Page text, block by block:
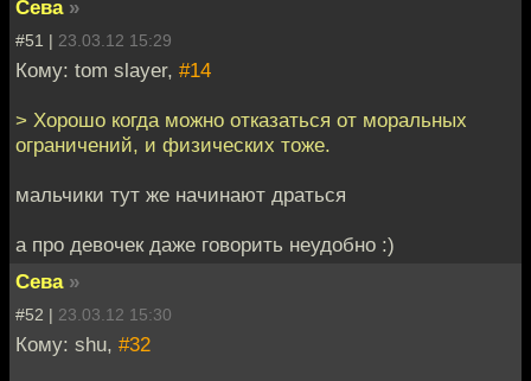
Сева »
#51 | 23.03.12 15:29
Кому: tom slayer, #14
> Хорошо когда можно отказаться от моральных
ограничений, и физических тоже.
мальчики тут же начинают драться
а про девочек даже говорить неудобно :)
Сева »
#52 | 23.03.12 15:30
Кому: shu, #32